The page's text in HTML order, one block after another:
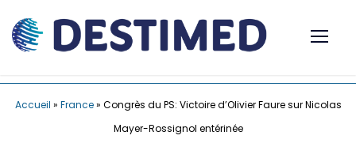
Accueil » France» Congrès du PS: Victoire d’Olivier Faure sur Nicolas
Mayer-Rossignol entérinée